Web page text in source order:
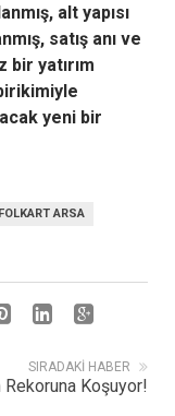
alt yapısı
satış anı ve
yatırım
yeni bir
FOLKART ARSA
SIRADAKI HABER
Rekoruna Koşuyor!